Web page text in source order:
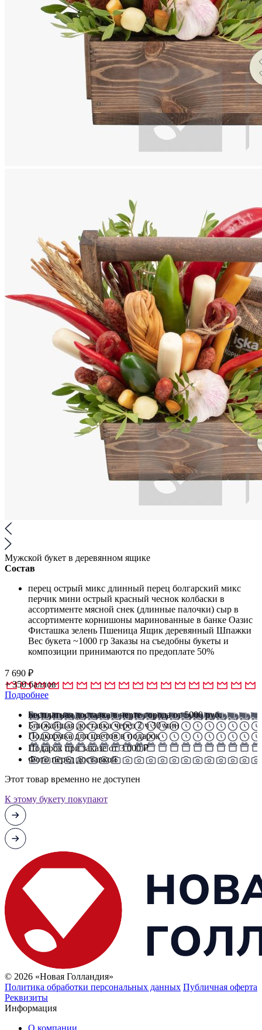
Мужской букет в деревянном ящике
Состав
перец острый микс длинный перец болгарский микс
перчик мини острый красный чеснок колбаски в
ассортименте мясной снек (длинные палочки) сыр в
ассортименте корнишоны маринованные в банке Оазис
Фисташка зелень Пшеница Ящик деревянный Шпажки
Вес букета ~1000 гр Заказы на съедобны букеты и
композиции принимаются по предоплате 50%
7 690 ₽
+350баллов
Подробнее
Бесплатная доставка в черте города от 5000 руб.
Ближайшая доставка через 2 ч 30 мин
Подкормка для цветов в подарок
Подарок при заказе от 3 000 ₽
Фото перед доставкой
Этот товар временно не доступен
К этому букету покупают
© 2026 «Новая Голландия»
Политика обработки персональных данных Публичная оферта
Реквизиты
Информация
О компании